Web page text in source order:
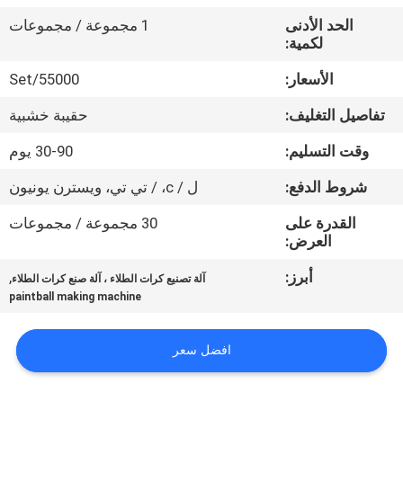
جولة
المصنع
مراقبة
الجودة
اقتباس
الحد الأدنى
لكمية:
1 مجموعة / مجموعات
الأسعار:
55000/Set
تفاصيل التغليف:
حقيبة خشبية
وقت التسليم:
30-90 يوم
شروط الدفع:
ل / c، / تي تي، ويسترن يونيون
القدرة على
العرض:
30 مجموعة / مجموعات
أبرز: آلة تصنيع كرات الطلاء ، آلة صنع كرات الطلاء,
paintball making machine
افضل سعر